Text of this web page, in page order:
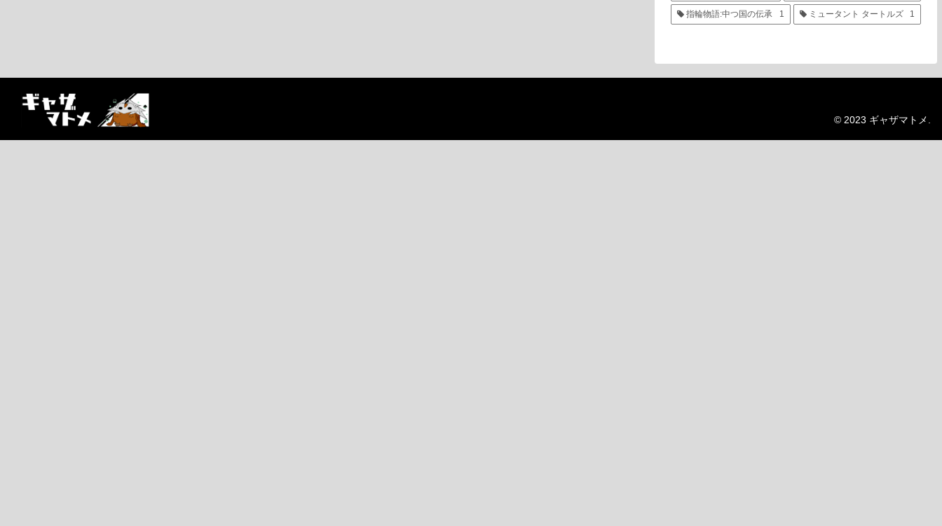
指輪物語:中つ国の伝承 1 ミュータント タートルズ 1
© 2023 ギャザマトメ.